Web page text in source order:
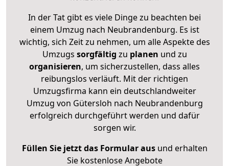
In der Tat gibt es viele Dinge zu beachten bei
einem Umzug nach Neubrandenburg. Es ist
wichtig, sich Zeit zu nehmen, um alle Aspekte des
Umzugs sorgfältig zu planen und zu
organisieren, um sicherzustellen, dass alles
reibungslos verläuft. Mit der richtigen
Umzugsfirma kann ein deutschlandweiter
Umzug von Gütersloh nach Neubrandenburg
erfolgreich durchgeführt werden und dafür
sorgen wir.
Füllen Sie jetzt das Formular ausund erhalten
Sie kostenlose Angebote